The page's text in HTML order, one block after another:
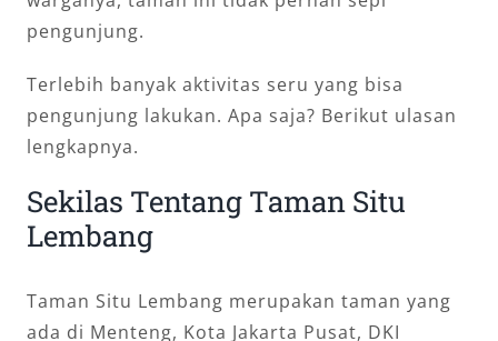
pengunjung.
Terlebih banyak aktivitas seru yang bisa
pengunjung lakukan. Apa saja? Berikut ulasan
lengkapnya.
Sekilas Tentang Taman Situ
Lembang
Taman Situ Lembang merupakan taman yang
ada di Menteng, Kota Jakarta Pusat, DKI